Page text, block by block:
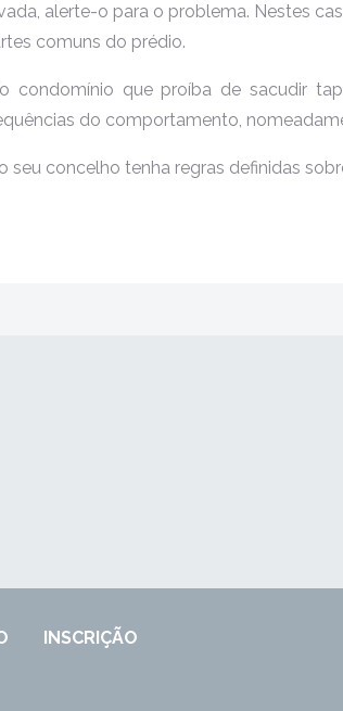
alerte-o para o problema. Nestes
comuns do prédio.
que proíba de sacudir
do comportamento,
concelho tenha regras definidas
INSCRIÇÃO